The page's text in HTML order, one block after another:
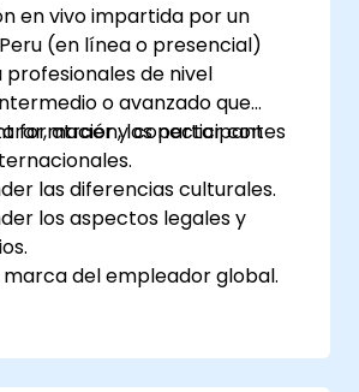
en vivo impartida por un
(en línea o presencial)
profesionales de nivel
o avanzado que
atraer y conectar con
formación, los participantes
las diferencias culturales.
los aspectos legales y
del empleador global.